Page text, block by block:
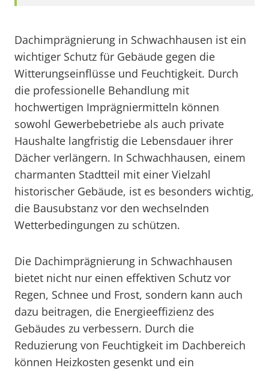
Dachimprägnierung in Schwachhausen ist ein
wichtiger Schutz für Gebäude gegen die
Witterungseinflüsse und Feuchtigkeit. Durch
die professionelle Behandlung mit
hochwertigen Imprägniermitteln können
sowohl Gewerbebetriebe als auch private
Haushalte langfristig die Lebensdauer ihrer
Dächer verlängern. In Schwachhausen, einem
charmanten Stadtteil mit einer Vielzahl
historischer Gebäude, ist es besonders wichtig,
die Bausubstanz vor den wechselnden
Wetterbedingungen zu schützen.
Die Dachimprägnierung in Schwachhausen
bietet nicht nur einen effektiven Schutz vor
Regen, Schnee und Frost, sondern kann auch
dazu beitragen, die Energieeffizienz des
Gebäudes zu verbessern. Durch die
Reduzierung von Feuchtigkeit im Dachbereich
können Heizkosten gesenkt und ein